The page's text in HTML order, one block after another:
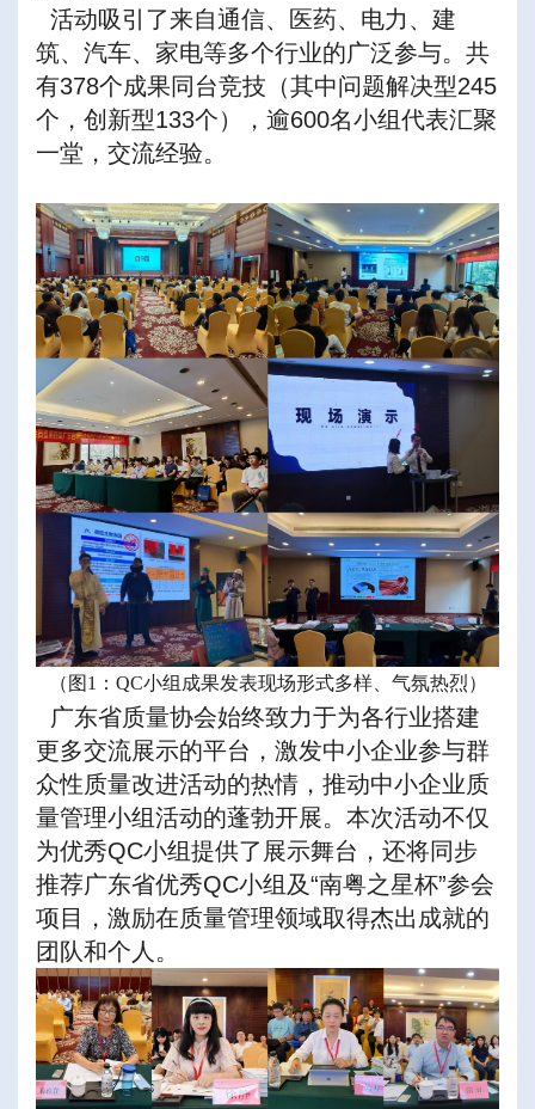
活动吸引了来自通信、医药、电力、建
筑、汽车、家电等多个行业的广泛参与。共
有378个成果同台竞技（其中问题解决型245
个，创新型133个），逾600名小组代表汇聚
一堂，交流经验。
（图1：QC小组成果发表现场形式多样、气氛热烈）
广东省质量协会始终致力于为各行业搭建
更多交流展示的平台，激发中小企业参与群
众性质量改进活动的热情，推动中小企业质
量管理小组活动的蓬勃开展。本次活动不仅
为优秀QC小组提供了展示舞台，还将同步
推荐广东省优秀QC小组及“南粤之星杯”参会
项目，激励在质量管理领域取得杰出成就的
团队和个人。